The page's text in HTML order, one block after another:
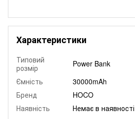
Характеристики
Типовий
розмір
Power Bank
Ємність
30000mAh
Бренд
HOCO
Наявність
Немає в наявності